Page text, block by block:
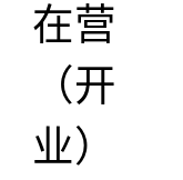
在营
（开
业）